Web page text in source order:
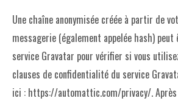
UNE LIBRAIRIE INDÉPENDANTE
COMMANDER UN LIVRE
LES EXPOSITIONS
Une chaîne anonymisée créée à partir de
messagerie (également appelée hash) peut
service Gravatar pour vérifier si vous
clauses de confidentialité du service
ici : https://automattic.com/privacy/.